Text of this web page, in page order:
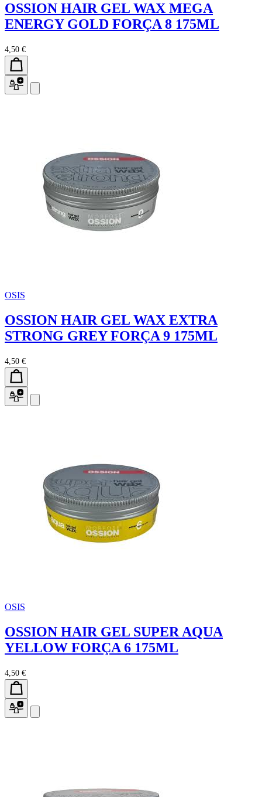
OSSION HAIR GEL WAX MEGA
ENERGY GOLD FORÇA 8 175ML
4,50 €
OSIS
OSSION HAIR GEL WAX EXTRA
STRONG GREY FORÇA 9 175ML
4,50 €
OSIS
OSSION HAIR GEL SUPER AQUA
YELLOW FORÇA 6 175ML
4,50 €